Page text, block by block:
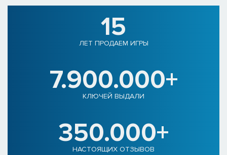
15
ЛЕТ ПРОДАЕМ ИГРЫ
7.900.000+
КЛЮЧЕЙ ВЫДАЛИ
350.000+
НАСТОЯЩИХ ОТЗЫВОВ